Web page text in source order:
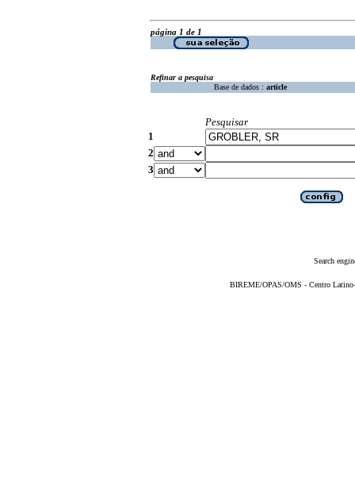
página 1 de 1
Refinar a pesquisa
Base de dados : article
Pesquisar
1
2
3
Search
BIREME/OPAS/OMS - Centro Latino-